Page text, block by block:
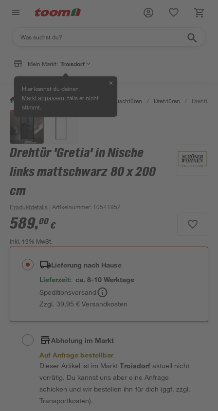
Mein Markt: Troisdorf
Hier kannst du deinen
Markt anpassen , falls er nicht
stimmt.
✕
/ Bad & Sanitär / Duschen Duschtüren / Drehtüren / Drehtür
Drehtür 'Gretia' in Nische
links mattschwarz 80 x 200
cm
Produktdetails | Artikelnummer: 10541952
589,00 €
inkl. 19% MwSt.
Lieferung nach Hause
Lieferzeit: ca. 8-10 Werktage
Speditionsversand
Zzgl. 39,95 € Versandkosten
Abholung im Markt
Auf Anfrage bestellbar
Dieser Artikel ist im MarktTroisdorfaktuell nicht
vorrätig. Du kannst uns aber eine Anfrage
schicken und wir bestellen ihn für dich (ggf. zzgl.
Transportkosten).